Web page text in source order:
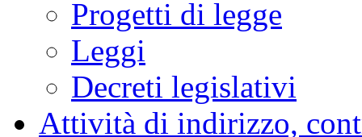
Progetti di legge
Leggi
Decreti legislativi
Attività di indirizzo,